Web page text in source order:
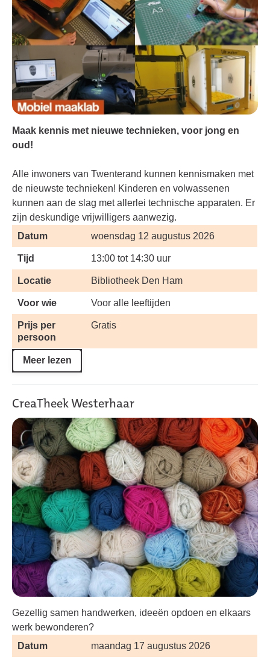
Maak kennis met nieuwe technieken, voor jong en
oud!
Alle inwoners van Twenterand kunnen kennismaken met
de nieuwste technieken! Kinderen en volwassenen
kunnen aan de slag met allerlei technische apparaten. Er
zijn deskundige vrijwilligers aanwezig.
Datum
woensdag 12 augustus 2026
Tijd 13:00 tot 14:30 uur
Locatie Bibliotheek Den Ham
Voor wie Voor alle leeftijden
Prijs per
persoon
Gratis
Meer lezen
CreaTheek Westerhaar
Gezellig samen handwerken, ideeën opdoen en elkaars
werk bewonderen?
Datum
maandag 17 augustus 2026